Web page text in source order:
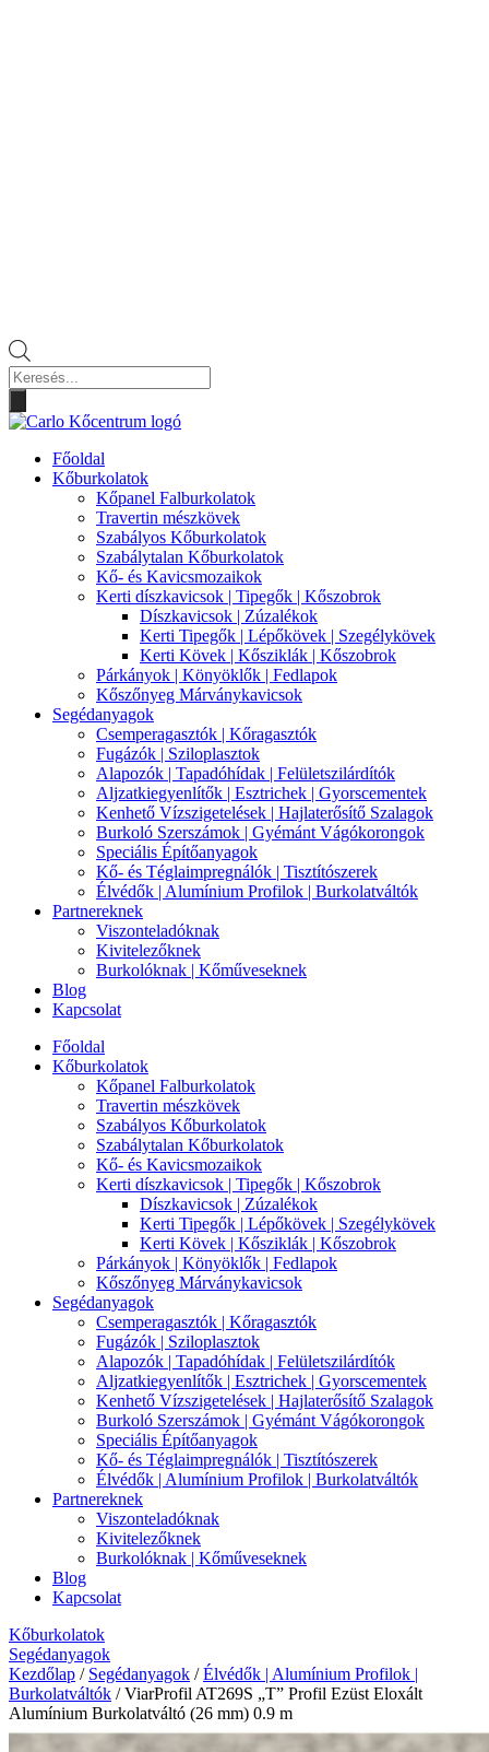
Products
search
Főoldal
Kőburkolatok
Kőpanel Falburkolatok
Travertin mészkövek
Szabályos Kőburkolatok
Szabálytalan Kőburkolatok
Kő- és Kavicsmozaikok
Kerti díszkavicsok | Tipegők | Kőszobrok
Díszkavicsok | Zúzalékok
Kerti Tipegők | Lépőkövek | Szegélykövek
Kerti Kövek | Kősziklák | Kőszobrok
Párkányok | Könyöklők | Fedlapok
Kőszőnyeg Márványkavicsok
Segédanyagok
Csemperagasztók | Kőragasztók
Fugázók | Sziloplasztok
Alapozók | Tapadóhídak | Felületszilárdítók
Aljzatkiegyenlítők | Esztrichek | Gyorscementek
Kenhető Vízszigetelések | Hajlaterősítő Szalagok
Burkoló Szerszámok | Gyémánt Vágókorongok
Speciális Építőanyagok
Kő- és Téglaimpregnálók | Tisztítószerek
Élvédők | Alumínium Profilok | Burkolatváltók
Partnereknek
Viszonteladóknak
Kivitelezőknek
Burkolóknak | Kőműveseknek
Blog
Kapcsolat
Főoldal
Kőburkolatok
Kőpanel Falburkolatok
Travertin mészkövek
Szabályos Kőburkolatok
Szabálytalan Kőburkolatok
Kő- és Kavicsmozaikok
Kerti díszkavicsok | Tipegők | Kőszobrok
Díszkavicsok | Zúzalékok
Kerti Tipegők | Lépőkövek | Szegélykövek
Kerti Kövek | Kősziklák | Kőszobrok
Párkányok | Könyöklők | Fedlapok
Kőszőnyeg Márványkavicsok
Segédanyagok
Csemperagasztók | Kőragasztók
Fugázók | Sziloplasztok
Alapozók | Tapadóhídak | Felületszilárdítók
Aljzatkiegyenlítők | Esztrichek | Gyorscementek
Kenhető Vízszigetelések | Hajlaterősítő Szalagok
Burkoló Szerszámok | Gyémánt Vágókorongok
Speciális Építőanyagok
Kő- és Téglaimpregnálók | Tisztítószerek
Élvédők | Alumínium Profilok | Burkolatváltók
Partnereknek
Viszonteladóknak
Kivitelezőknek
Burkolóknak | Kőműveseknek
Blog
Kapcsolat
Kőburkolatok
Segédanyagok
Kezdőlap / Segédanyagok /Élvédők | Alumínium Profilok |
Burkolatváltók / ViarProfil AT269S „T” Profil Ezüst Eloxált
Alumínium Burkolatváltó (26 mm) 0.9 m